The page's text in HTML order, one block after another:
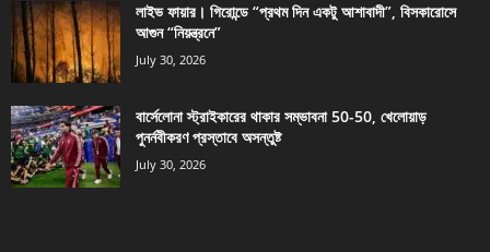
লাইভ ফায়ার। গিরোন্ডে “প্রথম দিন একটু আশাবাদী”, বিসকারোসে
আগুন “নিয়ন্ত্রনে”
July 30, 2026
বার্সেলোনা স্ট্রাইকারের থাকার সম্ভাবনা 50-50, খেলোয়াড়
পুনর্নবীকরণ প্রস্তাবে অসন্তুষ্ট
July 30, 2026